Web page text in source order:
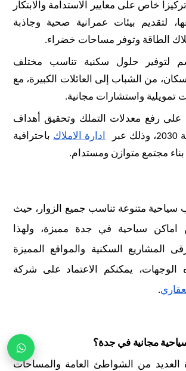
خاص على معايير الاستدامة والابتكار
لتقديم بيئات عمرانية صحية وجاذبة
الطاقة وتوفر مساحات خضراء.
لتوفير حلول سكنية تناسب مختلف
من الشباب إلى العائلات الكبيرة، مع
تمويلية واستشارات مجانية.
رفع معدلات التملك وتحقيق أهداف
عبر
ادارة الاملاك باحترافية
مجتمع متوازن ومستدام.
سياحية متنوعة تناسب جميع الزوار، حيث
اماكن سياحية في جدة مميزة، ولهذا
المشاريع السكنية والمواقع المميزة
يمكنكم الاعتماد على شركة
.
مجانية في جدة؟
العديد من الشواطئ العامة والمساحات